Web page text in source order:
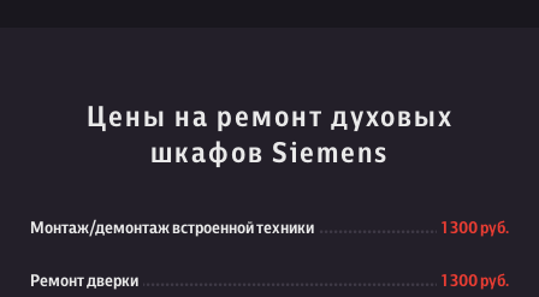
Цены на ремонт духовых
шкафов Siemens
Монтаж/демонтаж встроенной техники 1 300 руб.
Ремонт дверки 1 300 руб.